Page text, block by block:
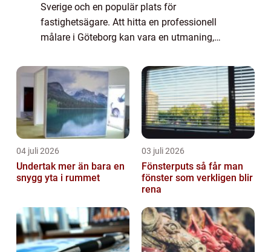
Sverige och en populär plats för
fastighetsägare. Att hitta en professionell
målare i Göteborg kan vara en utmaning,
04 juli 2026
Undertak mer än bara en
snygg yta i rummet
03 juli 2026
Fönsterputs så får man
fönster som verkligen blir
rena